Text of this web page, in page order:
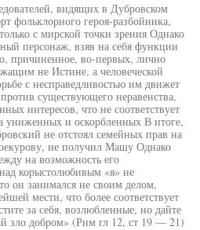
видящих в Дубровском
фольклорного героя-разбойника,
с мирской точки зрения Однако
персонаж, взяв на себя функции
причиненное, во-первых, лично
не Истине, а человеческой
с несправедливостью им движет
существующего неравенства,
интересов, что не соответствует
униженных и оскорбленных В итоге,
не отстоял семейных прав на
не получил Машу Однако
на возможность его
корыстолюбивым «я» не
он занимался не своим делом,
мести, что более соответствует
за себя, возлюбленные, но дайте
зло добром» (Рим гл 12, ст 19 — 21)